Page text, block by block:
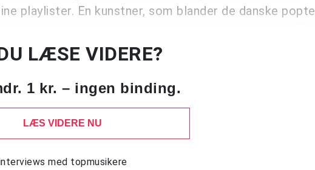
playlister. En kunstner, som blander de danske
LÆSE VIDERE?
1 kr. – ingen binding.
LÆS VIDERE NU
med topmusikere